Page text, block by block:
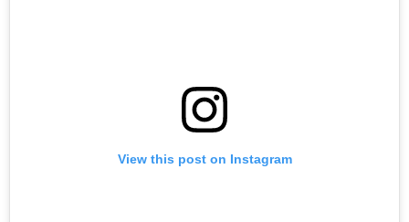
View this post on Instagram